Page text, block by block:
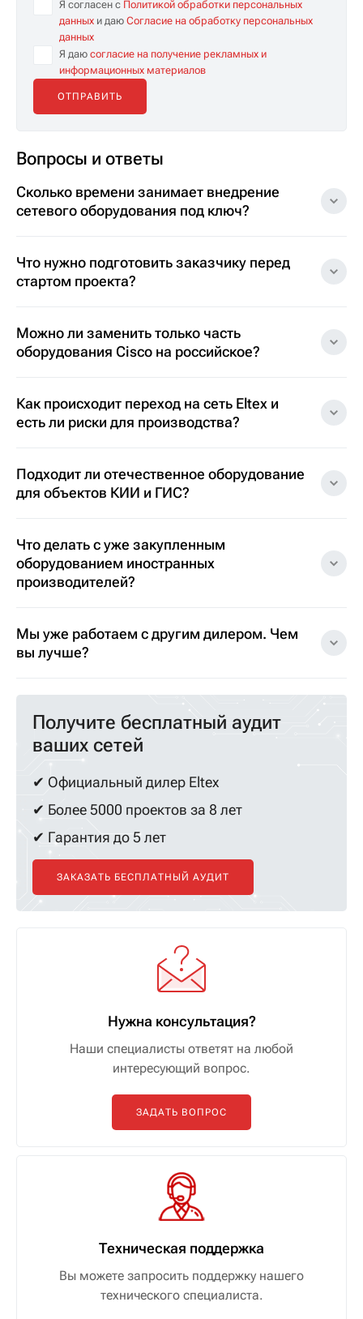
Я согласен с Политикой обработки персональных
данных и даю Согласие на обработку персональных
данных
Я даю согласие на получение рекламных и
информационных материалов
Вопросы и ответы
Сколько времени занимает внедрение
сетевого оборудования под ключ?
Что нужно подготовить заказчику перед
стартом проекта?
Можно ли заменить только часть
оборудования Cisco на российское?
Как происходит переход на сеть Eltex и
есть ли риски для производства?
Подходит ли отечественное оборудование
для объектов КИИ и ГИС?
Что делать с уже закупленным
оборудованием иностранных
производителей?
Мы уже работаем с другим дилером. Чем
вы лучше?
Получите бесплатный аудит
ваших сетей
✔ Официальный дилер Eltex
✔ Более 5000 проектов за 8 лет
✔ Гарантия до 5 лет
ЗАКАЗАТЬ БЕСПЛАТНЫЙ АУДИТ
Нужна консультация?
Наши специалисты ответят на любой
интересующий вопрос.
ЗАДАТЬ ВОПРОС
Техническая поддержка
Вы можете запросить поддержку нашего
технического специалиста.